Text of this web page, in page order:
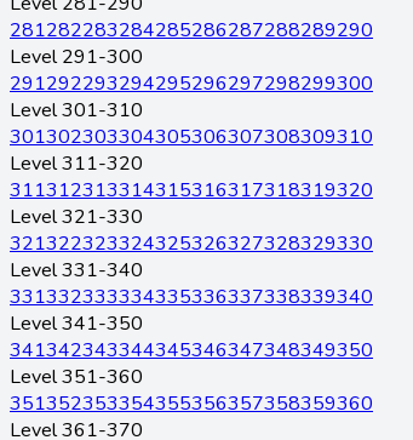
281282283284285286287288289290
Level 291-300
291292293294295296297298299300
Level 301-310
301302303304305306307308309310
Level 311-320
311312313314315316317318319320
Level 321-330
321322323324325326327328329330
Level 331-340
331332333334335336337338339340
Level 341-350
341342343344345346347348349350
Level 351-360
351352353354355356357358359360
Level 361-370